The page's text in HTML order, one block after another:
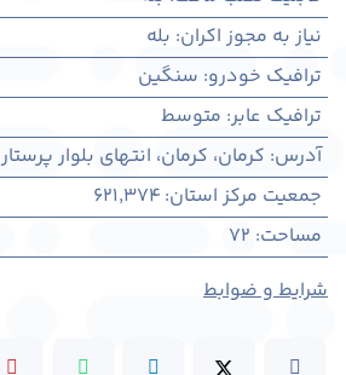
نیاز به مجوز اکران: بله
ترافیک خودرو: سنگین
ترافیک عابر: متوسط
آدرس: کرمان، كرمان، انتهای بلوار پرستار
جمعیت مرکز استان:
621,374
مساحت:
72
شرایط و ضوابط